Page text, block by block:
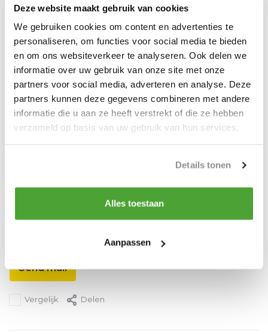
Deze website maakt gebruik van cookies
We gebruiken cookies om content en advertenties te
personaliseren, om functies voor social media te bieden
en om ons websiteverkeer te analyseren. Ook delen we
informatie over uw gebruik van onze site met onze
partners voor social media, adverteren en analyse. Deze
partners kunnen deze gegevens combineren met andere
informatie die u aan ze heeft verstrekt of die ze hebben
verzameld op basis van uw gebruik van hun services.
Details tonen
Alles toestaan
Aanpassen
* Werklast tot 12.000 kg
* Wendbaar
* Robuust frame
* Wielen met lagers
* Transport hendel
Do you have a question about this product?
Our employee is happy to help you find the right product
Send mail
Vergelijk Delen